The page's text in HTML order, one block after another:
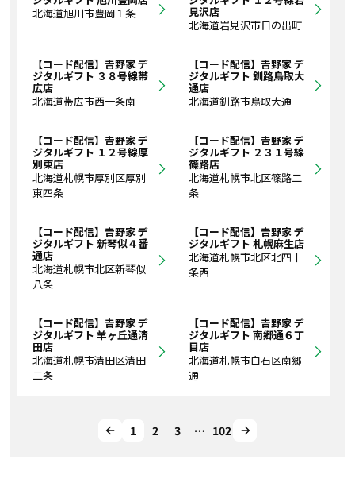
北海道旭川市豊岡１条
見沢店
北海道岩見沢市日の出町
【コード配信】𠮷野家 デ
ジタルギフト ３８号線帯
広店
北海道帯広市西一条南
【コード配信】𠮷野家 デ
ジタルギフト 釧路鳥取大
通店
北海道釧路市鳥取大通
【コード配信】𠮷野家 デ
ジタルギフト １２号線厚
別東店
北海道札幌市厚別区厚別
東四条
【コード配信】𠮷野家 デ
ジタルギフト ２３１号線
篠路店
北海道札幌市北区篠路二
条
【コード配信】𠮷野家 デ
ジタルギフト 新琴似４番
通店
北海道札幌市北区新琴似
八条
【コード配信】𠮷野家 デ
ジタルギフト 札幌麻生店
北海道札幌市北区北四十
条西
【コード配信】𠮷野家 デ
ジタルギフト 羊ヶ丘通清
田店
北海道札幌市清田区清田
二条
【コード配信】𠮷野家 デ
ジタルギフト 南郷通６丁
目店
北海道札幌市白石区南郷
通
1 2 3 … 102